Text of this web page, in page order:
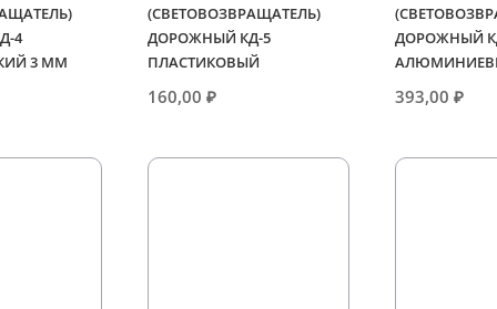
4
3 ММ
(СВЕТОВОЗВРАЩАТЕЛЬ)
ДОРОЖНЫЙ КД-5
ПЛАСТИКОВЫЙ
160,00 ₽
ДОРОЖНЫЙ
393,00 ₽